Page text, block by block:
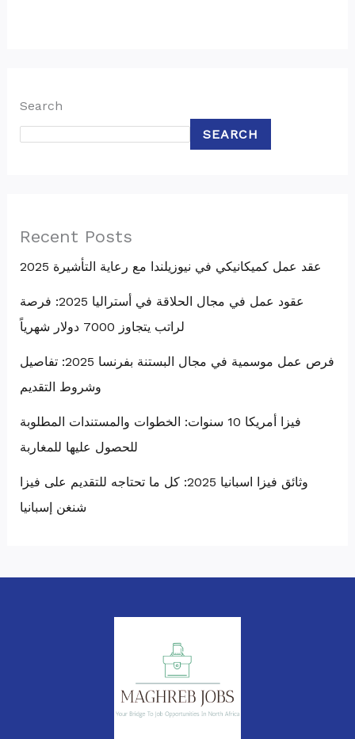
Search
SEARCH
Recent Posts
عقد عمل كميكانيكي في نيوزيلندا مع رعاية التأشيرة 2025
عقود عمل في مجال الحلاقة في أستراليا 2025: فرصة
لراتب يتجاوز 7000 دولار شهرياً
فرص عمل موسمية في مجال البستنة بفرنسا 2025: تفاصيل
وشروط التقديم
فيزا أمريكا 10 سنوات: الخطوات والمستندات المطلوبة
للحصول عليها للمغاربة
وثائق فيزا اسبانيا 2025: كل ما تحتاجه للتقديم على فيزا
شنغن إسبانيا